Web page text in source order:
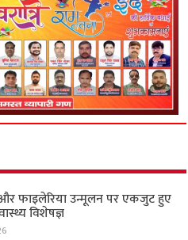
फाइलेरिया उन्मूलन पर एकजुट हुए
विशेषज्ञ